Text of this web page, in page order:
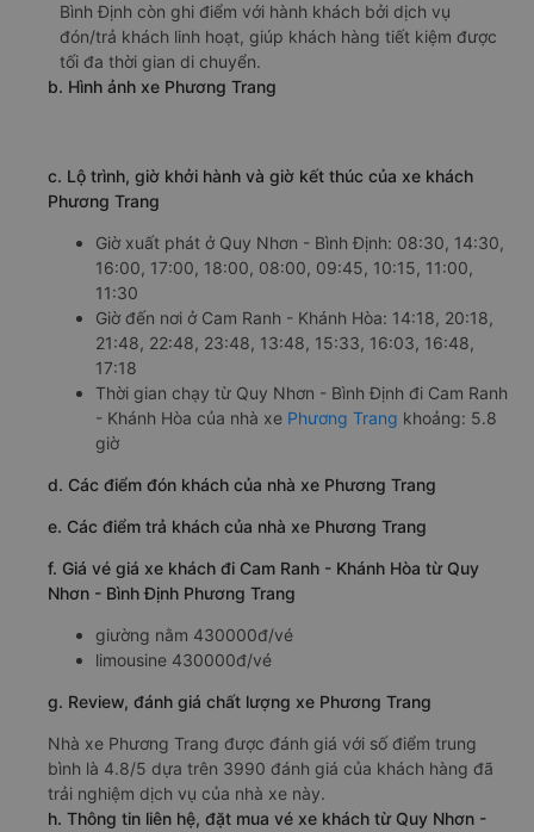
Bình Định còn ghi điểm với hành khách bởi dịch vụ
đón/trả khách linh hoạt, giúp khách hàng tiết kiệm được
tối đa thời gian di chuyển.
b. Hình ảnh xe Phương Trang
c. Lộ trình, giờ khởi hành và giờ kết thúc của xe khách
Phương Trang
Giờ xuất phát ở Quy Nhơn - Bình Định: 08:30, 14:30,
16:00, 17:00, 18:00, 08:00, 09:45, 10:15, 11:00,
11:30
Giờ đến nơi ở Cam Ranh - Khánh Hòa: 14:18, 20:18,
21:48, 22:48, 23:48, 13:48, 15:33, 16:03, 16:48,
17:18
Thời gian chạy từ Quy Nhơn - Bình Định đi Cam Ranh
- Khánh Hòa của nhà xe Phương Trang khoảng: 5.8
giờ
d. Các điểm đón khách của nhà xe Phương Trang
e. Các điểm trả khách của nhà xe Phương Trang
f. Giá vé giá xe khách đi Cam Ranh - Khánh Hòa từ Quy
Nhơn - Bình Định Phương Trang
giường nằm 430000đ/vé
limousine 430000đ/vé
g. Review, đánh giá chất lượng xe Phương Trang
Nhà xe Phương Trang được đánh giá với số điểm trung
bình là 4.8/5 dựa trên 3990 đánh giá của khách hàng đã
trải nghiệm dịch vụ của nhà xe này.
h. Thông tin liên hệ, đặt mua vé xe khách từ Quy Nhơn -